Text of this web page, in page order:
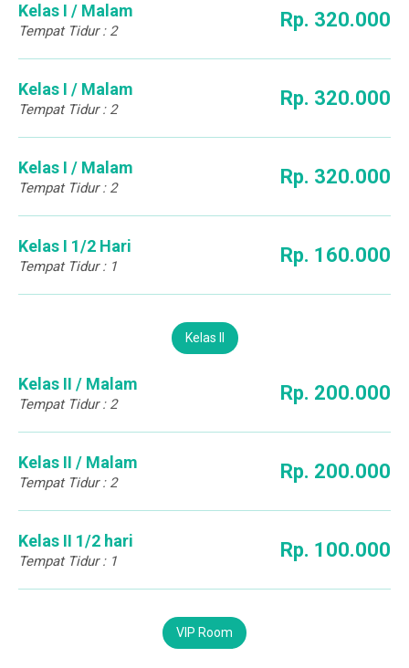
Karir
Kelas I / Malam
Tempat Tidur : 2 Rp. 320.000
Kelas I / Malam
Tempat Tidur : 2 Rp. 320.000
Kelas I / Malam
Tempat Tidur : 2 Rp. 320.000
Kelas I 1/2 Hari
Tempat Tidur : 1 Rp. 160.000
Kelas II
Kelas II / Malam
Tempat Tidur : 2 Rp. 200.000
Kelas II / Malam
Tempat Tidur : 2 Rp. 200.000
Kelas II 1/2 hari
Tempat Tidur : 1 Rp. 100.000
VIP Room